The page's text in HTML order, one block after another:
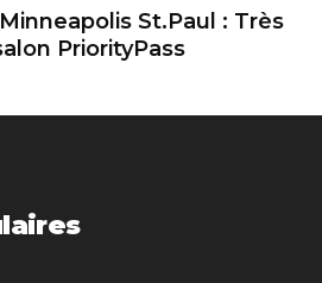
St.Paul : Très
PriorityPass